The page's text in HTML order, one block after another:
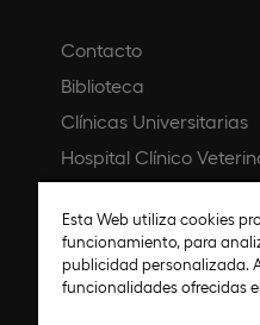
Contacto
Biblioteca
Clínicas Universitarias
Hospital Clínico
Universidad Virtual
Universidad Online
Universidad Online
Esta Web utiliza cookies
funcionamiento, para
publicidad personalizada.
funcionalidades ofrecidas